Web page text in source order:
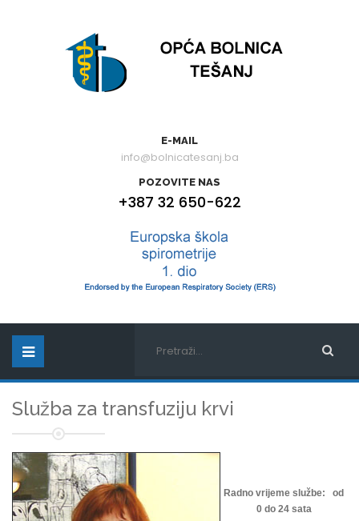
E-MAIL
info@bolnicatesanj.ba
POZOVITE NAS
+387 32 650-622
Služba za transfuziju krvi
Radno vrijeme službe: od
0 do 24 sata